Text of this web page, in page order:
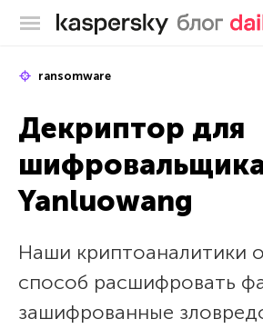
Блог
ransomware
Декриптор для
Yanluowang
Наши криптоаналитики
способ расшифровать
зашифрованные